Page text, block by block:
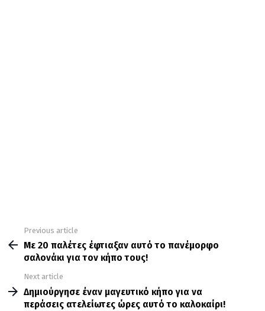
more
Previous article
Με 20 παλέτες έφτιαξαν αυτό το πανέμορφο
σαλονάκι για τον κήπο τους!
Next article
Δημιούργησε έναν μαγευτικό κήπο για να
περάσεις ατελείωτες ώρες αυτό το καλοκαίρι!